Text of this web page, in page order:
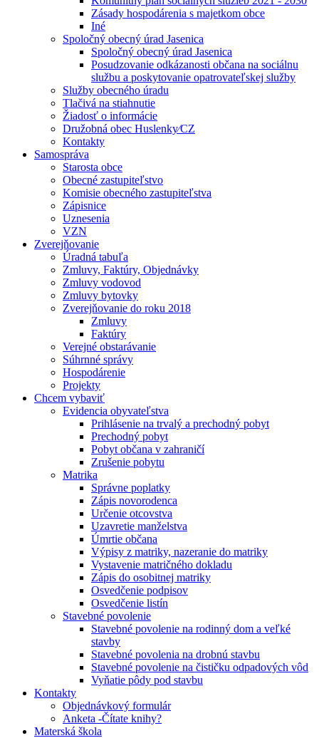
Zásady hospodárenia s majetkom obce
Iné
Spoločný obecný úrad Jasenica
Spoločný obecný úrad Jasenica
Posudzovanie odkázanosti občana na sociálnu
službu a poskytovanie opatrovateľskej služby
Služby obecného úradu
Tlačivá na stiahnutie
Žiadosť o informácie
Družobná obec Huslenky⁄CZ
Kontakty
Samospráva
Starosta obce
Obecné zastupiteľstvo
Komisie obecného zastupiteľstva
Zápisnice
Uznesenia
VZN
Zverejňovanie
Úradná tabuľa
Zmluvy, Faktúry, Objednávky
Zmluvy vodovod
Zmluvy bytovky
Zverejňovanie do roku 2018
Zmluvy
Faktúry
Verejné obstarávanie
Súhrnné správy
Hospodárenie
Projekty
Chcem vybaviť
Evidencia obyvateľstva
Prihlásenie na trvalý a prechodný pobyt
Prechodný pobyt
Pobyt občana v zahraničí
Zrušenie pobytu
Matrika
Správne poplatky
Zápis novorodenca
Určenie otcovstva
Uzavretie manželstva
Úmrtie občana
Výpisy z matriky, nazeranie do matriky
Vystavenie matričného dokladu
Zápis do osobitnej matriky
Osvedčenie podpisov
Osvedčenie listín
Stavebné povolenie
Stavebné povolenie na rodinný dom a veľké
stavby
Stavebné povolenia na drobnú stavbu
Stavebné povolenie na čističku odpadových vôd
Vyňatie pôdy pod stavbu
Kontakty
Objednávkový formulár
Anketa -Čítate knihy?
Materská škola